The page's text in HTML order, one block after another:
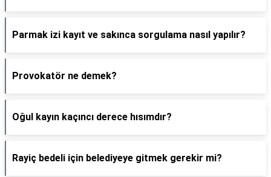
Parmak izi kayıt ve sakınca sorgulama nasıl yapılır?
Provokatör ne demek?
Oğul kayın kaçıncı derece hısımdır?
Rayiç bedeli için belediyeye gitmek gerekir mi?